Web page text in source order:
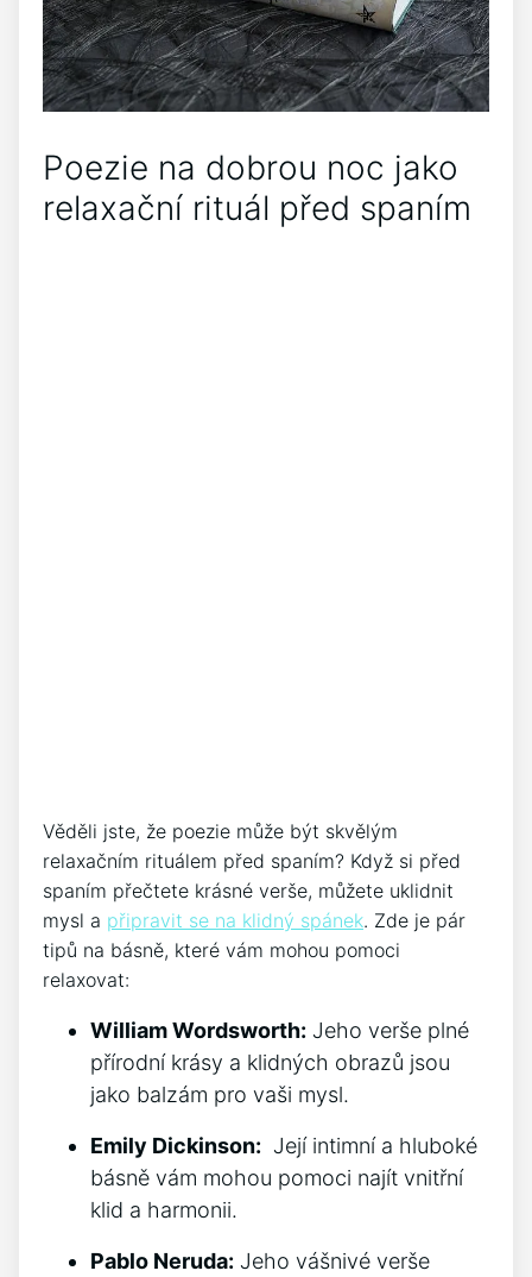
Poezie na⁤ dobrou noc jako
relaxační rituál před spaním
Věděli jste, že poezie může být skvělým‍
relaxačním rituálem‌ před spaním? Když​ si před
spaním přečtete krásné verše, můžete uklidnit
mysl a připravit se na klidný spánek. Zde je pár
tipů na básně, které vám mohou pomoci
relaxovat:
William Wordsworth: Jeho verše plné
přírodní krásy a klidných obrazů jsou‍
jako balzám pro vaši mysl.
Emily Dickinson: ⁣ Její intimní a hluboké
básně vám mohou pomoci najít vnitřní
klid a ⁣harmonii.
Pablo Neruda: Jeho vášnivé verše